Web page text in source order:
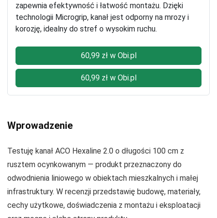
zapewnia efektywność i łatwość montażu. Dzięki
technologii Microgrip, kanał jest odporny na mrozy i
korozję, idealny do stref o wysokim ruchu.
60,99 zł w Obi.pl
60,99 zł w Obi.pl
Wprowadzenie
Testuję kanał ACO Hexaline 2.0 o długości 100 cm z
rusztem ocynkowanym — produkt przeznaczony do
odwodnienia liniowego w obiektach mieszkalnych i małej
infrastruktury. W recenzji przedstawię budowę, materiały,
cechy użytkowe, doświadczenia z montażu i eksploatacji